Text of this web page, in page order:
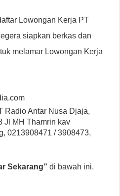
Lowongan Kerja PT
siapkan berkas dan
melamar Lowongan Kerja
Radio Antar Nusa Djaja,
Jl MH Thamrin kav
0213908471 / 3908473,
Sekarang” di bawah ini.